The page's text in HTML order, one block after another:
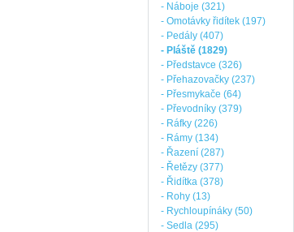
- Náboje (321)
- Omotávky řidítek (197)
- Pedály (407)
- Pláště (1829)
- Představce (326)
- Přehazovačky (237)
- Přesmykače (64)
- Převodníky (379)
- Ráfky (226)
- Rámy (134)
- Řazení (287)
- Řetězy (377)
- Řidítka (378)
- Rohy (13)
- Rychloupínáky (50)
- Sedla (295)